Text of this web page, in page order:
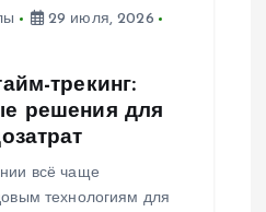
29 июля, 2026
трекинг:
решения для
всё чаще
технологиям для